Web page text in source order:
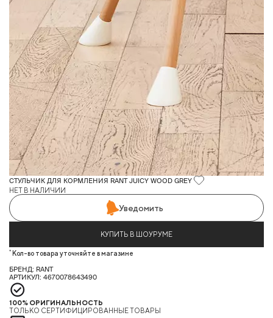
СТУЛЬЧИК ДЛЯ КОРМЛЕНИЯ RANT JUICY WOOD GREY
НЕТ В НАЛИЧИИ
Уведомить
КУПИТЬ В ШОУРУМЕ
* Кол-во товара уточняйте в магазине
БРЕНД: RANT
АРТИКУЛ: 4670078643490
100% ОРИГИНАЛЬНОСТЬ
ТОЛЬКО СЕРТИФИЦИРОВАННЫЕ ТОВАРЫ